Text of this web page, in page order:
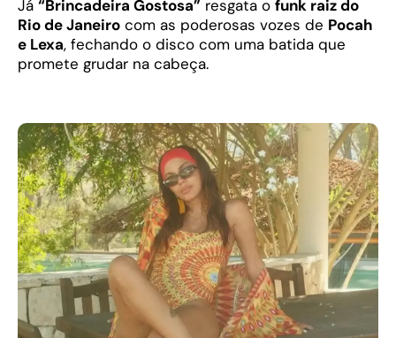
Já “Brincadeira Gostosa” resgata o funk raiz do
Rio de Janeiro com as poderosas vozes de Pocah
e Lexa, fechando o disco com uma batida que
promete grudar na cabeça.